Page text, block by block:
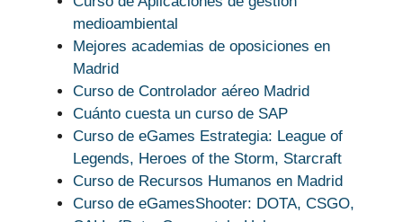
medioambiental
Mejores academias de oposiciones en
Madrid
Curso de Controlador aéreo Madrid
Cuánto cuesta un curso de SAP
Curso de eGames Estrategia: League of
Legends, Heroes of the Storm, Starcraft
Curso de Recursos Humanos en Madrid
Curso de eGamesShooter: DOTA, CSGO,